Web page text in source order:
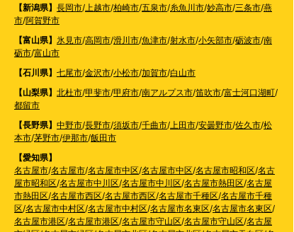
【新潟県】 長岡市/上越市/柏崎市/五泉市/糸魚川市/妙高市/三条市/燕
市/阿賀野市
【富山県】 氷見市/高岡市/滑川市/魚津市/射水市/小矢部市/砺波市/南
砺市/富山市
【石川県】 七尾市/金沢市/小松市/加賀市/白山市
【山梨県】 北杜市/甲斐市/甲府市/南アルプス市/笛吹市/富士河口湖町/
都留市
【長野県】 中野市/長野市/須坂市/千曲市/上田市/安曇野市/佐久市/松
本市/茅野市/伊那市/飯田市
【愛知県】
名古屋市/名古屋市/名古屋市中区/名古屋市中区/名古屋市昭和区/名古
屋市昭和区/名古屋市中川区/名古屋市中川区/名古屋市熱田区/名古屋
市熱田区/名古屋市西区/名古屋市西区/名古屋市千種区/名古屋市千種
区/名古屋市中村区/名古屋市中村区/名古屋市名東区/名古屋市名東区/
名古屋市港区/名古屋市港区/名古屋市守山区/名古屋市守山区/名古屋